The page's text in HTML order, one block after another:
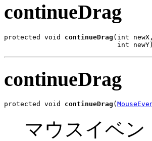
continueDrag
protected void continueDrag (int newX,
                            int newY)
continueDrag
protected void continueDrag (
マウスイベン